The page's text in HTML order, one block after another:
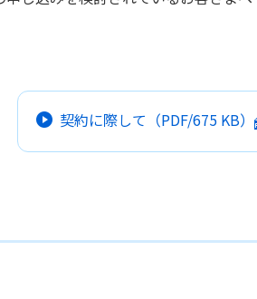
契約に際して （PDF/675 KB）